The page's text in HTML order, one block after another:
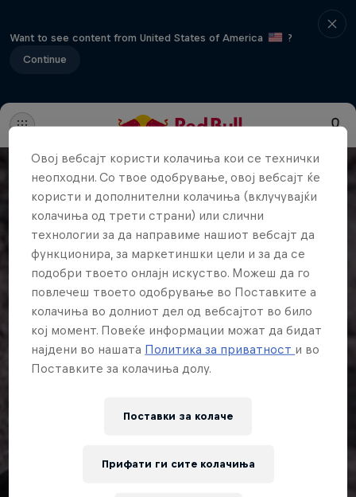
Want to see content from United States of America
?
Continue
Овој вебсајт користи колачиња кои се технички
неопходни. Со твое одобрување, овој вебсајт ќе
користи и дополнителни колачиња (вклучувајќи
колачиња од трети страни) или слични
технологии за да направиме нашиот вебсајт да
функционира, за маркетиншки цели и за да се
подобри твоето онлајн искуство. Можеш да го
повлечеш твоето одобрување во Поставките а
колачиња во долниот дел од вебсајтот во било
кој момент. Повеќе информации можат да бидат
најдени во нашата Политика за приватност и во
Поставките за колачиња долу.
Поставки за колачe
Прифати ги сите колачиња